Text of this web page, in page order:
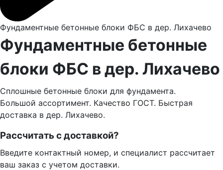
Фундаментные бетонные блоки ФБС в дер. Лихачево
Фундаментные бетонные
блоки ФБС в дер. Лихачево
Сплошные бетонные блоки для фундамента.
Большой ассортимент. Качество ГОСТ. Быстрая
доставка в дер. Лихачево.
Рассчитать с доставкой?
Введите контактный номер, и специалист рассчитает
ваш заказ с учетом доставки.